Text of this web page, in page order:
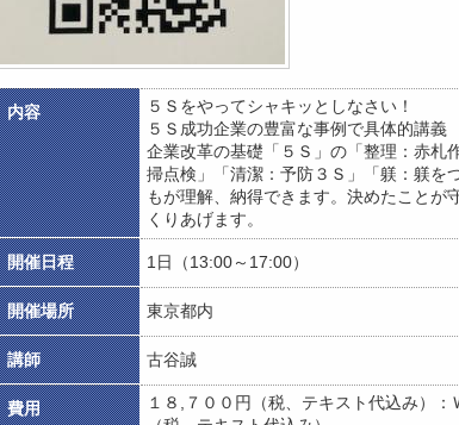
内容
５Ｓをやってシャキッとしなさい！
５Ｓ成功企業の豊富な事例で具体的講義
企業改革の基礎「５Ｓ」の「整理：赤札
掃点検」「清潔：予防３Ｓ」「躾：躾を
もが理解、納得できます。決めたことが
くりあげます。
開催日程 1日（13:00～17:00）
開催場所 東京都内
講師 古谷誠
費用
１８,７００円（税、テキスト代込み）